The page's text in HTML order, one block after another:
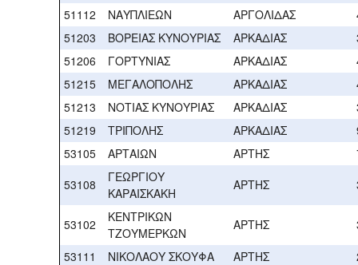
51112
ΝΑΥΠΛΙΕΩΝ ΑΡΓΟΛΙΔΑΣ
51203
ΒΟΡΕΙΑΣ ΚΥΝΟΥΡΙΑΣ ΑΡΚΑΔΙΑΣ
51206
ΓΟΡΤΥΝΙΑΣ ΑΡΚΑΔΙΑΣ
51215
ΜΕΓΑΛΟΠΟΛΗΣ ΑΡΚΑΔΙΑΣ
51213
ΝΟΤΙΑΣ ΚΥΝΟΥΡΙΑΣ ΑΡΚΑΔΙΑΣ
51219
ΤΡΙΠΟΛΗΣ ΑΡΚΑΔΙΑΣ
53105
ΑΡΤΑΙΩΝ ΑΡΤΗΣ
53108
ΓΕΩΡΓΙΟΥ
ΚΑΡΑΙΣΚΑΚΗ
ΑΡΤΗΣ
53102
ΚΕΝΤΡΙΚΩΝ
ΤΖΟΥΜΕΡΚΩΝ
ΑΡΤΗΣ
53111
ΝΙΚΟΛΑΟΥ ΣΚΟΥΦΑ ΑΡΤΗΣ